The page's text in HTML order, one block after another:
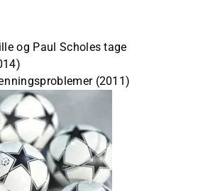
og Paul Scholes tage
(2011)